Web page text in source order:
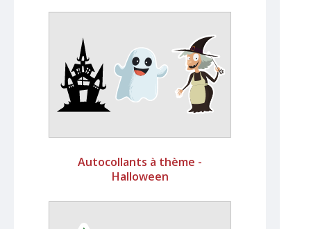
Autocollants à thème -
Halloween